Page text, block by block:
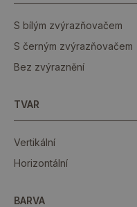
S bílým zvýrazňovačem
S černým zvýrazňovačem
Bez zvýraznění
TVAR
Vertikální
Horizontální
BARVA